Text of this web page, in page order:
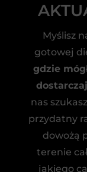
Myślisz
gotowej
gdzie
nas
przydatny
dowożą
terenie
jakiego